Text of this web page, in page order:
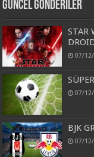
Güncel Gönderiler
STAR
07/
07/
BJK
07/